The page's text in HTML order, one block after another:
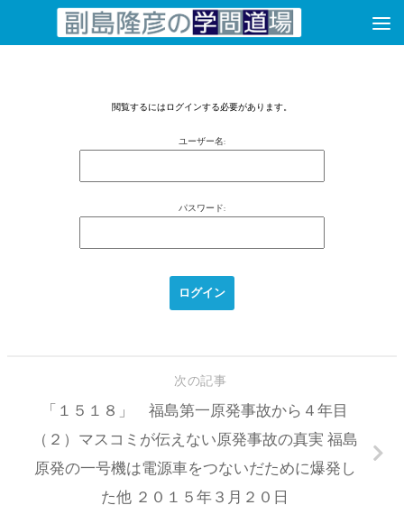
コンテンツへスキップ
閲覧するにはログインする必要があります。
ユーザー名:
パスワード:
次の記事
「１５１８」 福島第一原発事故から４年目
（２）マスコミが伝えない原発事故の真実 福島
原発の一号機は電源車をつないだために爆発し
た他 ２０１５年３月２０日